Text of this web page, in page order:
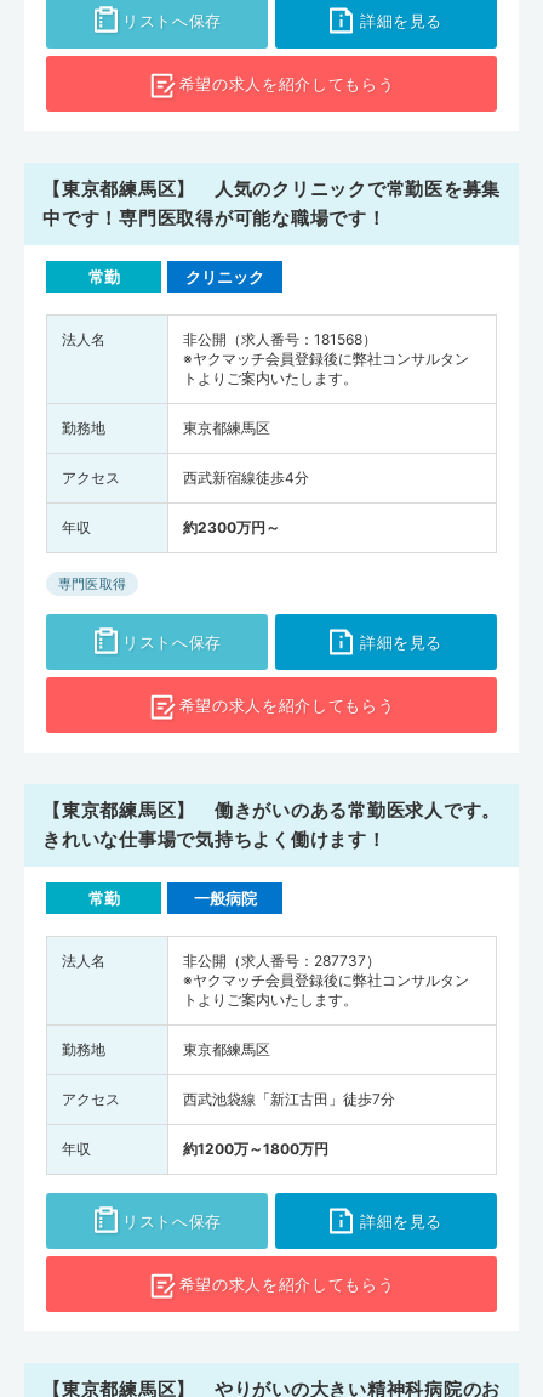
リストへ保存 詳細を見る
希望の求人を紹介してもらう
【東京都練馬区】 人気のクリニックで常勤医を募集
中です！専門医取得が可能な職場です！
常勤 クリニック
法人名
非公開（求人番号：181568）
※ヤクマッチ会員登録後に弊社コンサルタン
トよりご案内いたします。
勤務地 東京都練馬区
アクセス 西武新宿線徒歩4分
年収 約2300万円～
専門医取得
リストへ保存 詳細を見る
希望の求人を紹介してもらう
【東京都練馬区】 働きがいのある常勤医求人です。
きれいな仕事場で気持ちよく働けます！
常勤 一般病院
法人名
非公開（求人番号：287737）
※ヤクマッチ会員登録後に弊社コンサルタン
トよりご案内いたします。
勤務地 東京都練馬区
アクセス 西武池袋線「新江古田」徒歩7分
年収 約1200万～1800万円
リストへ保存 詳細を見る
希望の求人を紹介してもらう
【東京都練馬区】 やりがいの大きい精神科病院のお